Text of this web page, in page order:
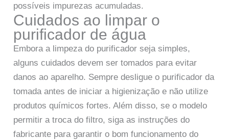
possíveis impurezas acumuladas.
Cuidados ao limpar o
purificador de água
Embora a limpeza do purificador seja simples,
alguns cuidados devem ser tomados para evitar
danos ao aparelho. Sempre desligue o purificador da
tomada antes de iniciar a higienização e não utilize
produtos químicos fortes. Além disso, se o modelo
permitir a troca do filtro, siga as instruções do
fabricante para garantir o bom funcionamento do